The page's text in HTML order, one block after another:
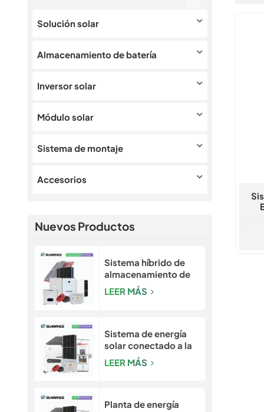
Solución solar
Almacenamiento de batería
Inversor solar
Módulo solar
Sistema de montaje
Accesorios
Nuevos Productos
Sistema híbrido de
almacenamiento de
energía solar y solar
escalable de 5 a 30
LEER MÁS
Sistema de energía
solar conectado a la
red Sunrange de 10
kW a 50 kW
LEER MÁS
Planta de energía